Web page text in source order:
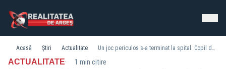
Acasă Știri Actualitate Un joc periculos s-a terminat la spital. Copil de 12 ani, electrocutat în Gara Târgu-Neamț
ACTUALITATE· 1 min citire